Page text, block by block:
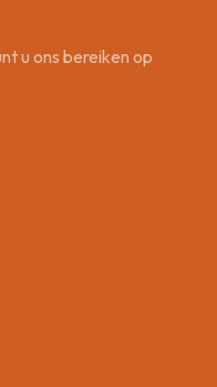
u ons bereiken op